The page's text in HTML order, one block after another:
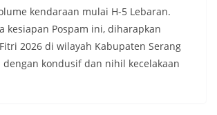
kendaraan mulai H-5 Lebaran.
kesiapan Pospam ini, diharapkan
2026 di wilayah Kabupaten Serang
kondusif dan nihil kecelakaan